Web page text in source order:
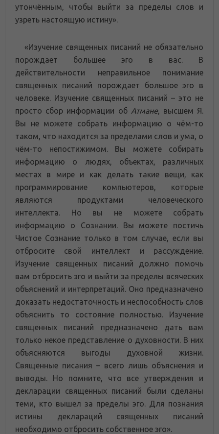
утончённым, чтобы выйти за пределы слов и
узреть настоящую истину».
«Изучение священных писаний не обязательно
порождает большее эго в вас. В
действительности неправильное понимание
священных писаний порождает большое эго в
человеке. Изучение священных писаний – это не
просто сбор информации об Атмане, высшем Я.
Вы не можете собрать информацию о чём-то
таком, что находится за пределами слов и ума, о
чём-то непостижимом. Вы можете собирать
информацию о людях, объектах, различных
местах в мире и как делать такие вещи, как
программирование компьютеров, которые
являются продуктами человеческого
интеллекта. Но вы не можете собрать
информацию о Сознании. Вы можете постичь
Чистое Сознание только в том случае, если вы
отбросите свой интеллект и рассуждение.
Изучение священных писаний должно помочь
вам отбросить эго и выйти за пределы всяческих
объяснений и интерпретаций. Оно предназначено
доказать недостаточность и неспособность слов
объяснить то состояние полностью. Изучение
священных писаний предназначено дать вам
только некое представление о духовности. В них
объясняются выгоды духовной жизни.
Священные писания – всего лишь объяснения и
выводы. Но помните, что все утверждения и
декларации священных писаний были сделаны
теми, кто вышел за пределы эго. Для познания
истины деклараций священных писаний
необходимо отбросить собственное эго».